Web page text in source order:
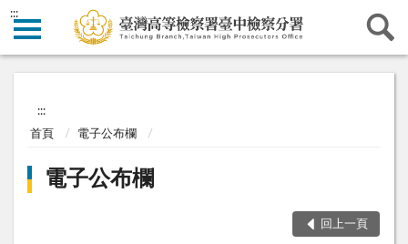
:::
:::
首頁 電子公布欄
電子公布欄
回上一頁